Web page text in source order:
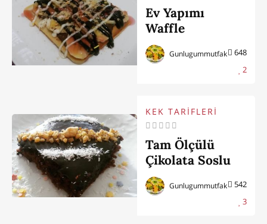
Ev Yapımı
Waffle
648
2
Gunlugummutfak
KEK TARİFLERİ
Tam Ölçülü
Çikolata Soslu
Kek
542
3
Gunlugummutfak